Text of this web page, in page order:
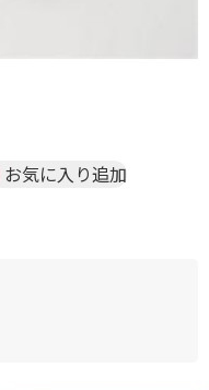
お気に入り追加